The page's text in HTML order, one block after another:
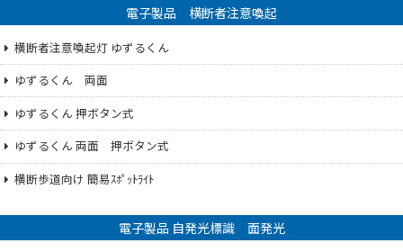
電子製品 横断者注意喚起
横断者注意喚起灯 ゆずるくん
ゆずるくん 両面
ゆずるくん 押ボタン式
ゆずるくん 両面 押ボタン式
横断歩道向け 簡易ｽﾎﾟｯﾄﾗｲﾄ
電子製品 自発光標識 面発光